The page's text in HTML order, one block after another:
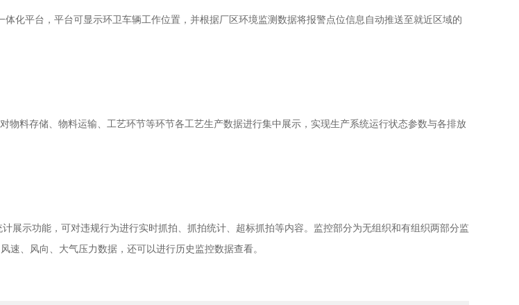
平台，平台可显示环卫车辆工作位置，并根据厂区环境监测数据将报警点位信息自动推送至就近区域的
料存储、物料运输、工艺环节等环节各工艺生产数据进行集中展示，实现生产系统运行状态参数与各排放
示功能，可对违规行为进行实时抓拍、抓拍统计、超标抓拍等内容。监控部分为无组织和有组织两部分监
、风向、大气压力数据，还可以进行历史监控数据查看。